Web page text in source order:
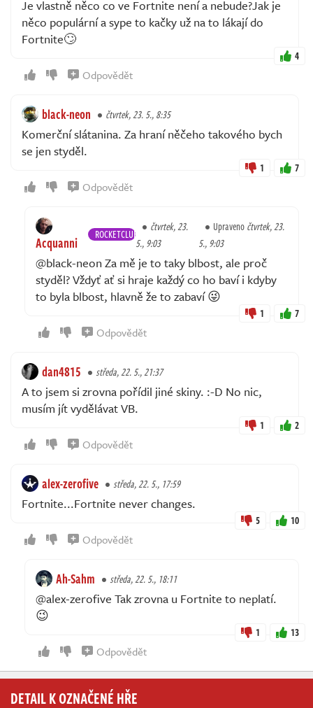
Je vlastně něco co ve Fortnite není a nebude?Jak je
něco populární a sype to kačky už na to lákají do
Fortnite🙄
4
Odpovědět
black-neon čtvrtek, 23. 5., 8:35
Komerční slátanina. Za hraní něčeho takového bych
se jen styděl.
1 7
Odpovědět
Acquanni ROCKETCLUB
čtvrtek, 23.
5., 9:03
Upravenočtvrtek, 23.
5., 9:03
@black-neon Za mě je to taky blbost, ale proč
styděl? Vždyť ať si hraje každý co ho baví i kdyby
to byla blbost, hlavně že to zabaví 😜
1 7
Odpovědět
dan4815 středa, 22. 5., 21:37
A to jsem si zrovna pořídil jiné skiny. :-D No nic,
musím jít vydělávat VB.
1 2
Odpovědět
alex-zerofive středa, 22. 5., 17:59
Fortnite...Fortnite never changes.
5 10
Odpovědět
Ah-Sahm středa, 22. 5., 18:11
@alex-zerofive Tak zrovna u Fortnite to neplatí.
😉
1 13
Odpovědět
DETAIL K OZNAČENÉ HŘE